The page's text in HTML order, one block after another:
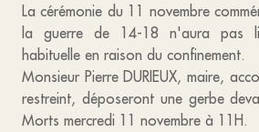
La cérémonie du 11 novembre
la guerre de 14-18 n'aura pas
habituelle en raison du confinement.
Monsieur Pierre DURIEUX, maire,
restreint, déposeront une gerbe
Morts mercredi 11 novembre à 11H.